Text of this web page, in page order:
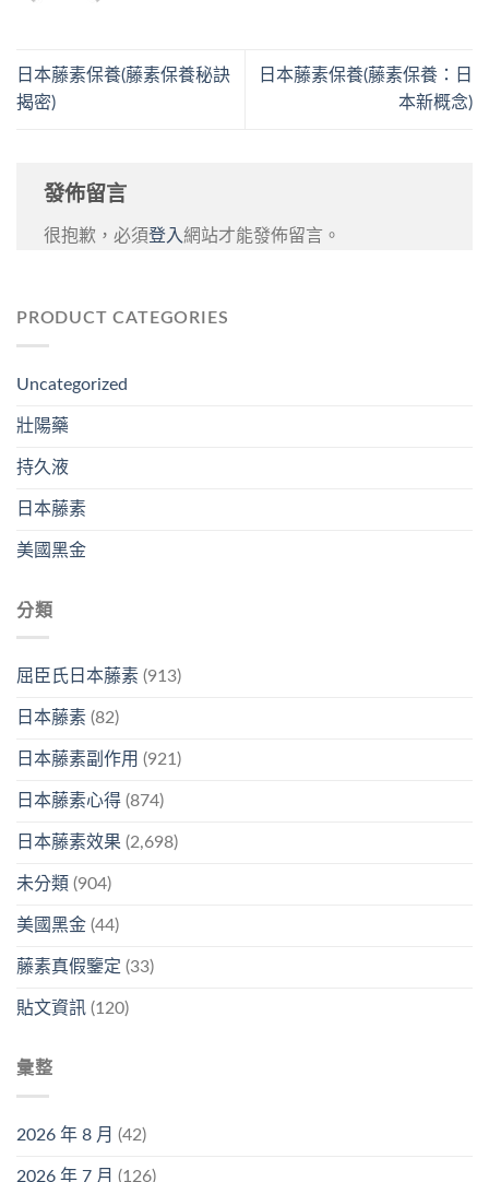
日本藤素保養(藤素保養秘訣
揭密)
日本藤素保養(藤素保養：日
本新概念)
發佈留言
很抱歉，必須登入網站才能發佈留言。
PRODUCT CATEGORIES
Uncategorized
壯陽藥
持久液
日本藤素
美國黑金
分類
屈臣氏日本藤素 (913)
日本藤素 (82)
日本藤素副作用 (921)
日本藤素心得 (874)
日本藤素效果 (2,698)
未分類 (904)
美國黑金 (44)
藤素真假鑒定 (33)
貼文資訊 (120)
彙整
2026 年 8 月 (42)
2026 年 7 月 (126)